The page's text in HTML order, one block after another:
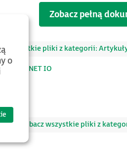
Zobacz pełną
wszystkie pliki z kategorii:
PROFINET IO
Zobacz wszystkie pliki z
o